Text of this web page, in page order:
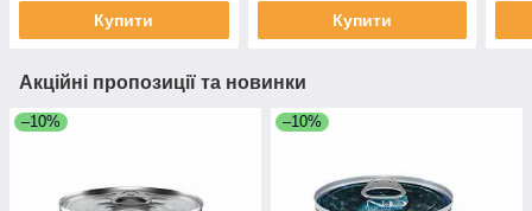
Купити Купити
Акційні пропозиції та новинки
–10% –10%